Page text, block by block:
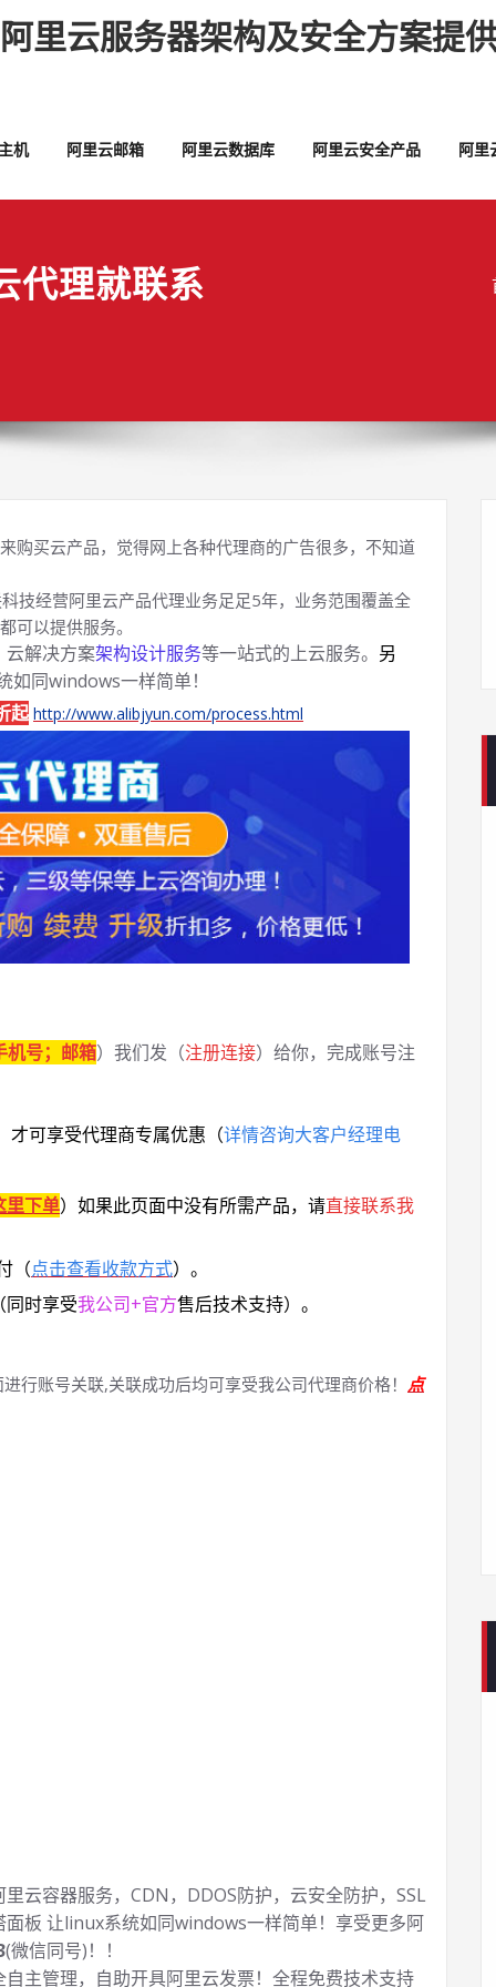
里云服务器架构及安全方案提
机 阿里云邮箱 阿里云数据库 阿里云安全产品 阿里
代理就联系
购买云产品，觉得网上各种代理商的广告很多，不知道
经营阿里云产品代理业务足足5年，业务范围覆盖全
可以提供服务。
云解决方案架构设计服务等一站式的上云服务。 另
如同windows一样简单！
起 http://www.alibjyun.com/process.html
机号；邮箱）我们发（注册连接）给你，完成账号注
才可享受代理商专属优惠 （详情咨询大客户经理电
里下单） 如果此页面中没有所需产品，请直接联系我
（点击查看收款方式）。
同时享受我公司+官方售后技术支持）。
行账号关联,关联成功后均可享受我公司代理商价格！ 点
云容器服务，CDN，DDOS防护，云安全防护，SSL
板 让linux系统如同windows一样简单！享受更多阿
(微信同号)！！
主管理，自助开具阿里云发票！全程免费技术支持